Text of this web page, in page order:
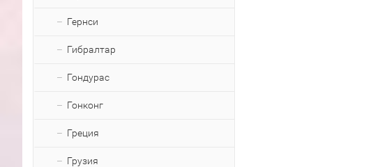
Гернси
Гибралтар
Гондурас
Гонконг
Греция
Грузия